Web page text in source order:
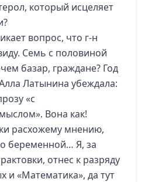
который исцеляет
вопрос, что г-н
Семь с половиной
базар, граждане? Год
Латынина убеждала:
«с
Вона как!
расхожему мнению,
беременной… Я, за
отнес к разряду
и «Математика», да тут